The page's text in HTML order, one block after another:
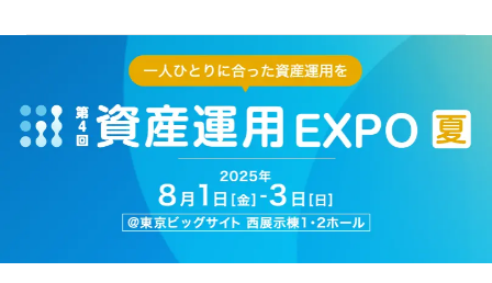
山梨エリア
岐阜エリア
静岡エリア
愛知エリア
滋賀エリア
大阪市エリア
堺・泉州エリア
河内エリア
兵庫エリア